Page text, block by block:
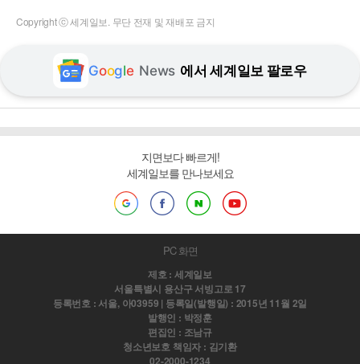
Copyright ⓒ 세계일보. 무단 전재 및 재배포 금지
Google News 에서 세계일보 팔로우
지면보다 빠르게!
세계일보를 만나보세요
PC 화면
제호 : 세계일보
서울특별시 용산구 서빙고로 17
등록번호 : 서울, 아03959 | 등록일(발행일) : 2015년 11월 2일
발행인 : 박정훈
편집인 : 조남규
청소년보호 책임자 : 김기환
02-2000-1234